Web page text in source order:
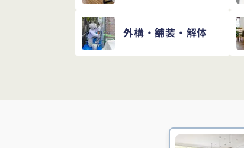
外構・舗装・解体